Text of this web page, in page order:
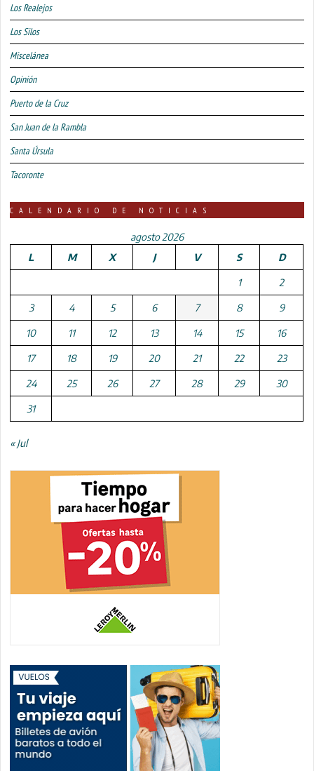
Los Realejos
Los Silos
Miscelánea
Opinión
Puerto de la Cruz
San Juan de la Rambla
Santa Úrsula
Tacoronte
CALENDARIO DE NOTICIAS
agosto 2026
L
M X J V S D
1 2
3 4 5 6 7 8 9
10 11 12 13 14 15 16
17 18 19 20 21 22 23
24 25 26 27 28 29 30
31
« Jul